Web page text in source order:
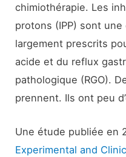
chimiothérapie. Les
protons (IPP) sont
largement prescrits
acide et du reflux
pathologique (RGO).
prennent. Ils ont peu
Une étude publiée en
Experimental and